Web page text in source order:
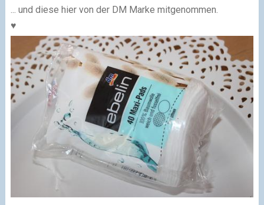
... und diese hier von der DM Marke mitgenommen.
♥